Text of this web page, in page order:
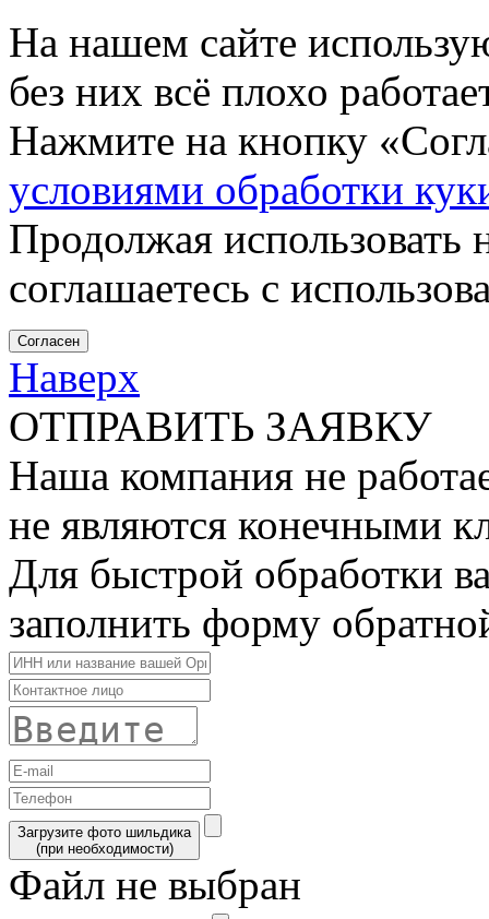
На нашем сайте
без них всё плохо
Нажмите на кнопку
условиями обработки
Продолжая использовать
соглашаетесь с
Согласен
Наверх
ОТПРАВИТЬ ЗАЯВКУ
Наша компания не
не являются конечными
Для быстрой обработки
заполнить форму
Загрузите фото шильдика
(при необходимости)
Файл не выбран